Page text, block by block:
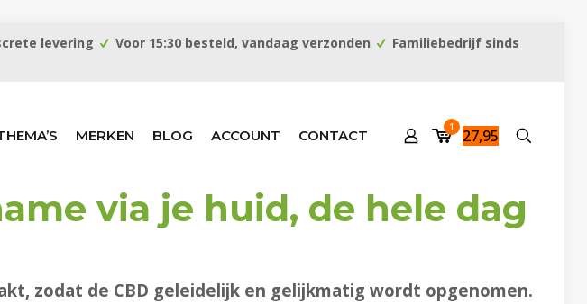
levering Voor 15:30 besteld, vandaag verzonden
Familiebedrijf sinds
MERKEN BLOG ACCOUNT CONTACT
1 27,95
via je huid, de hele dag
zodat de CBD geleidelijk en gelijkmatig wordt opgenomen.